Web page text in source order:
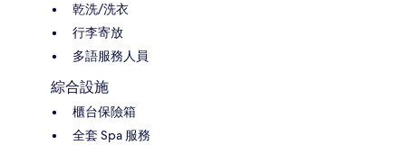
乾洗/洗衣
行李寄放
多語服務人員
綜合設施
櫃台保險箱
全套 Spa 服務